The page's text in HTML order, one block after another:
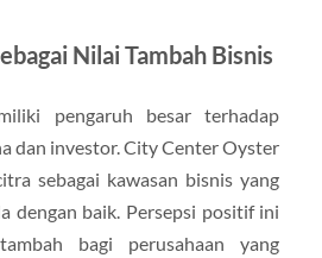
Nilai Tambah Bisnis
pengaruh besar terhadap
dan investor. City Center Oyster
sebagai kawasan bisnis yang
dengan baik. Persepsi positif ini
bagi perusahaan yang